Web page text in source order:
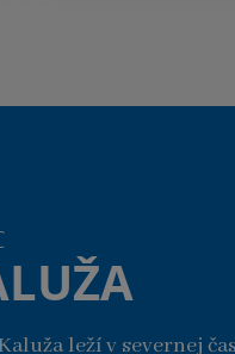
leží v severnej